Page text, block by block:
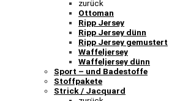
zurück
Ottoman
Ripp Jersey
Ripp Jersey dünn
Ripp Jersey gemustert
Waffeljersey
Waffeljersey dünn
Sport – und Badestoffe
Stoffpakete
Strick / Jacquard